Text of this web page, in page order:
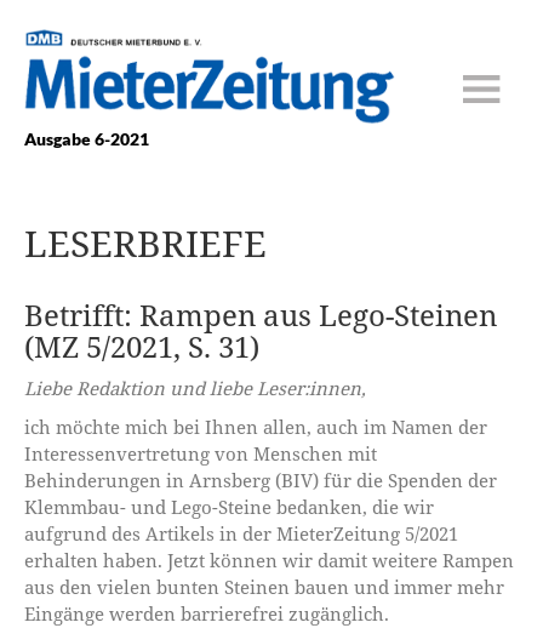
Ausgabe 6-2021
LESERBRIEFE
Betrifft: Rampen aus Lego-Steinen
(MZ 5/2021, S. 31)
Liebe Redaktion und liebe Leser:innen,
ich möchte mich bei Ihnen allen, auch im Namen der
Interessenvertretung von Menschen mit
Behinderungen in Arnsberg (BIV) für die Spenden der
Klemmbau- und Lego-Steine bedanken, die wir
aufgrund des Artikels in der MieterZeitung 5/2021
erhalten haben. Jetzt können wir damit weitere Rampen
aus den vielen bunten Steinen bauen und immer mehr
Eingänge werden barrierefrei zugänglich.